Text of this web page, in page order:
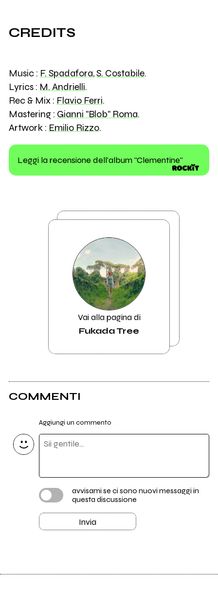
CREDITS
Music : F. Spadafora,S. Costabile.
Lyrics : M. Andrielli.
Rec & Mix : Flavio Ferri.
Mastering : Gianni "Blob" Roma.
Artwork : Emilio Rizzo.
Leggi la recensione dell'album "Clementine"
Vai alla pagina di
Fukada Tree
COMMENTI
Aggiungi un commento
avvisami se ci sono nuovi messaggi in
questa discussione
Invia